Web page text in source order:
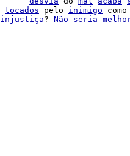
tocados pelo inimigo como
injustiça? Não seria